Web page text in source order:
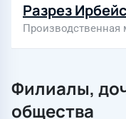
Разрез
Производственная
Филиалы,
общества